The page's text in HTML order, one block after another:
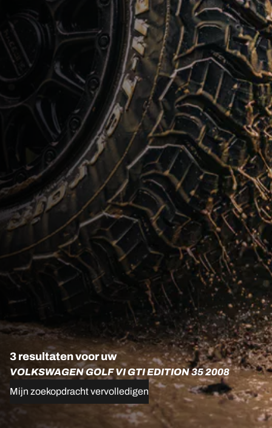
3 resultaten voor uw
VOLKSWAGEN GOLF VI GTI EDITION 35 2008
Mijn zoekopdracht vervolledigen